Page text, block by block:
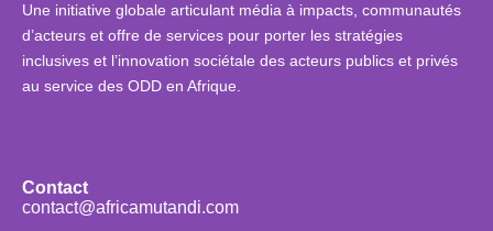
Une initiative globale articulant média à impacts, communautés
d’acteurs et offre de services pour porter les stratégies
inclusives et l’innovation sociétale des acteurs publics et privés
au service des ODD en Afrique.
Contact
contact@africamutandi.com